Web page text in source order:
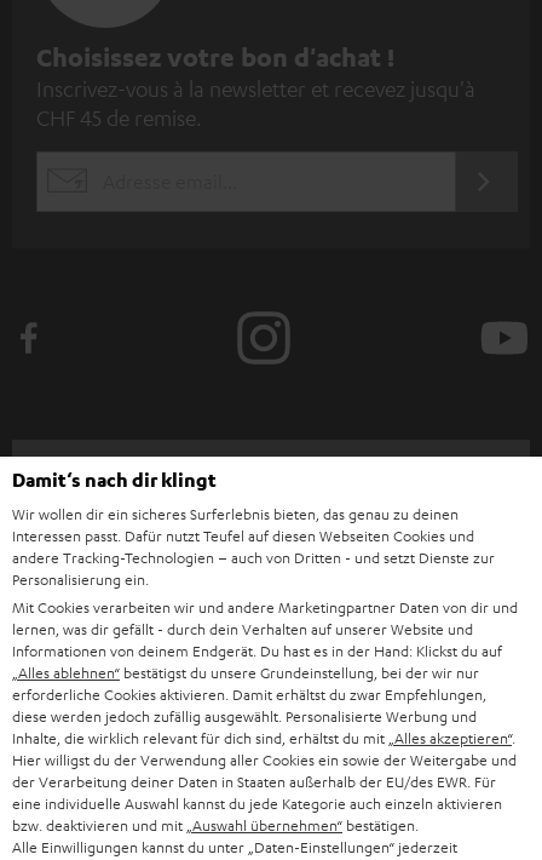
I
n
s
z
o
u
s
à
l
a
n
e
w
s
l
Choisissez votre bon d'achat !
Inscrivez-vous à la newsletter et recevez jusqu'à
CHF 45 de remise.
HOME CINEMA
SYSTEMES COMPLETS HOME CINEMA
BARRES DE SON
STEREO
SMART HOME
BLUETOOTH
CASQUES AUDIO
Société
SUPPORT
CARRIÈRE
PRESSE
B2B
BLOG
NEWSLETTER
Boutiques en ligne Teufel
ALLEMAGNE
AUTRICHE
SUISSE
PAYS-BAS
Damit‘s nach dir klingt
Wir wollen dir ein sicheres Surferlebnis bieten, das genau zu deinen
Interessen passt. Dafür nutzt Teufel auf diesen Webseiten Cookies und
andere Tracking-Technologien – auch von Dritten - und setzt Dienste zur
Personalisierung ein.
Mit Cookies verarbeiten wir und andere Marketingpartner Daten von dir und
lernen, was dir gefällt - durch dein Verhalten auf unserer Website und
Informationen von deinem Endgerät. Du hast es in der Hand: Klickst du auf
„Alles ablehnen“ bestätigst du unsere Grundeinstellung, bei der wir nur
erforderliche Cookies aktivieren. Damit erhältst du zwar Empfehlungen,
diese werden jedoch zufällig ausgewählt. Personalisierte Werbung und
Inhalte, die wirklich relevant für dich sind, erhältst du mit „Alles akzeptieren“.
Hier willigst du der Verwendung aller Cookies ein sowie der Weitergabe und
der Verarbeitung deiner Daten in Staaten außerhalb der EU/des EWR. Für
eine individuelle Auswahl kannst du jede Kategorie auch einzeln aktivieren
bzw. deaktivieren und mit „Auswahl übernehmen“ bestätigen.
Alle Einwilligungen kannst du unter „Daten-Einstellungen“ jederzeit